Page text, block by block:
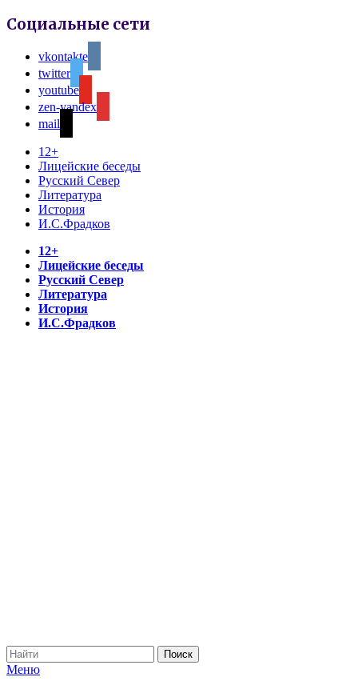
Социальные сети
vkontakte
twitter
youtube
zen-yandex
mail
12+
Лицейские беседы
Русский Север
Литература
История
И.С.Фрадков
12+
Лицейские беседы
Русский Север
Литература
История
И.С.Фрадков
Меню